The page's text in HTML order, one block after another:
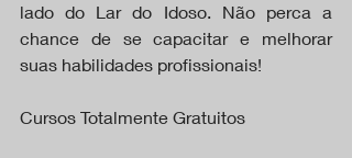
lado do Lar do Idoso. Não perca a
chance de se capacitar e melhorar
suas habilidades profissionais!
Cursos Totalmente Gratuitos